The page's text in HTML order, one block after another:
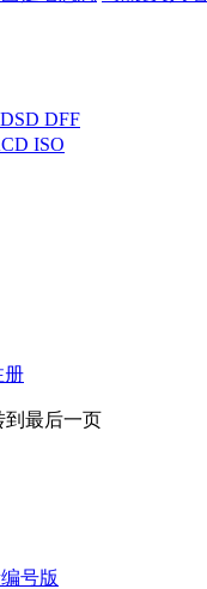
DFF
ISO
册
到最后一页
号版